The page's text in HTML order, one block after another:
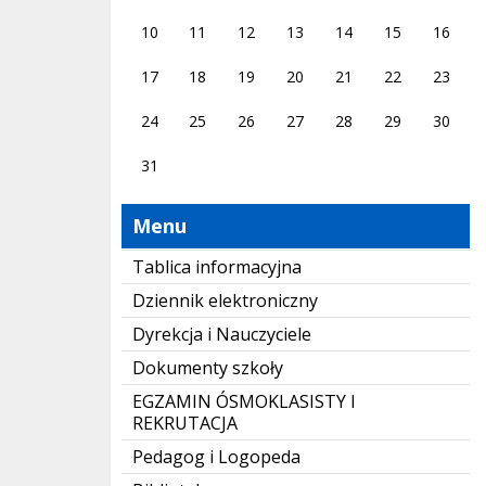
10 11 12 13 14 15 16
17 18 19 20 21 22 23
24 25 26 27 28 29 30
31
Menu
Tablica informacyjna
Dziennik elektroniczny
Dyrekcja i Nauczyciele
Dokumenty szkoły
EGZAMIN ÓSMOKLASISTY I
REKRUTACJA
Pedagog i Logopeda